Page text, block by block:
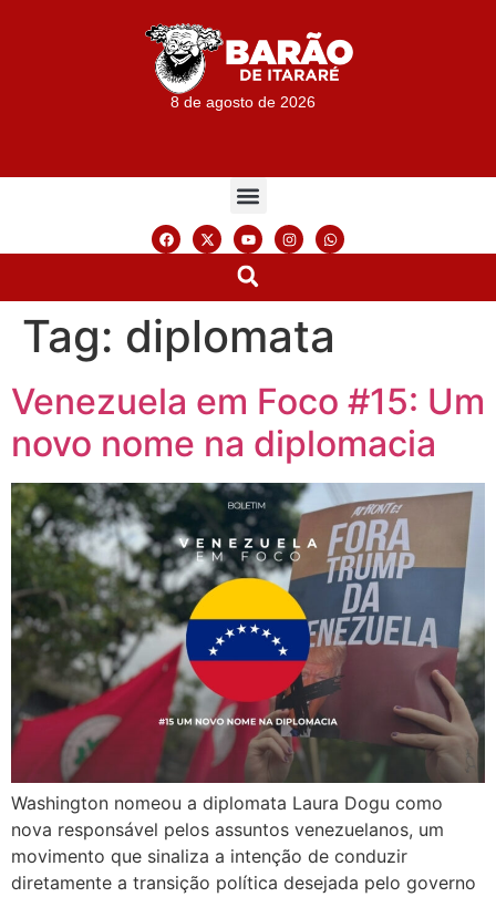
8 de agosto de 2026
Tag: diplomata
Venezuela em Foco #15: Um
novo nome na diplomacia
Washington nomeou a diplomata Laura Dogu como
nova responsável pelos assuntos venezuelanos, um
movimento que sinaliza a intenção de conduzir
diretamente a transição política desejada pelo governo